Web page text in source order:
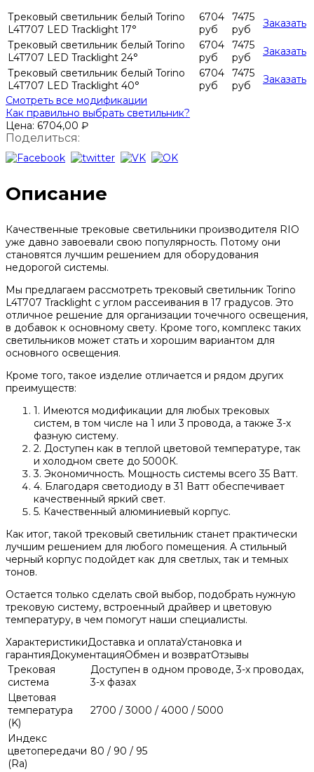
Трековый светильник белый Torino
L4T707 LED Tracklight 17°
6704
руб
7475
руб
Заказать
Трековый светильник белый Torino
L4T707 LED Tracklight 24°
6704
руб
7475
руб
Заказать
Трековый светильник белый Torino
L4T707 LED Tracklight 40°
6704
руб
7475
руб
Заказать
Смотреть все модификации
Как правильно выбрать светильник?
Цена: 6704,00 ₽
Поделиться:
Описание
Качественные трековые светильники производителя RIO
уже давно завоевали свою популярность. Потому они
становятся лучшим решением для оборудования
недорогой системы.
Мы предлагаем рассмотреть трековый светильник Torino
L4T707 Tracklight с углом рассеивания в 17 градусов. Это
отличное решение для организации точечного освещения,
в добавок к основному свету. Кроме того, комплекс таких
светильников может стать и хорошим вариантом для
основного освещения.
Кроме того, такое изделие отличается и рядом других
преимуществ:
1. Имеются модификации для любых трековых
систем, в том числе на 1 или 3 провода, а также 3-х
фазную систему.
2. Доступен как в теплой цветовой температуре, так
и холодном свете до 5000К.
3. Экономичность. Мощность системы всего 35 Ватт.
4. Благодаря светодиоду в 31 Ватт обеспечивает
качественный яркий свет.
5. Качественный алюминиевый корпус.
Как итог, такой трековый светильник станет практически
лучшим решением для любого помещения. А стильный
черный корпус подойдет как для светлых, так и темных
тонов.
Остается только сделать свой выбор, подобрать нужную
трековую систему, встроенный драйвер и цветовую
температуру, в чем помогут наши специалисты.
ХарактеристикиДоставка и оплатаУстановка и
гарантияДокументацияОбмен и возвратОтзывы
Трековая
система
Доступен в одном проводе, 3-х проводах,
3-х фазах
Цветовая
температура
(K)
2700 / 3000 / 4000 / 5000
Индекс
цветопередачи
(Ra)
80 / 90 / 95